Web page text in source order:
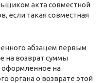
акта совместной
если такая совместная
абзацем первым
на возврат суммы
оформленное на
органа о возврате этой